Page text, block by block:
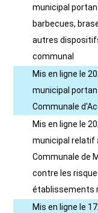
municipal
barbecues,
autres
communal
Mis en ligne le
municipal
Communale
Mis en ligne le
municipal relatif
Communale de
contre les
établissements
Mis en ligne le